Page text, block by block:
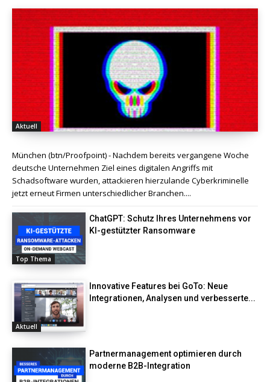
Aktuell
München (btn/Proofpoint) - Nachdem bereits vergangene Woche
deutsche Unternehmen Ziel eines digitalen Angriffs mit
Schadsoftware wurden, attackieren hierzulande Cyberkriminelle
jetzt erneut Firmen unterschiedlicher Branchen....
Top Thema
ChatGPT: Schutz Ihres Unternehmens vor
KI-gestützter Ransomware
Aktuell
Innovative Features bei GoTo: Neue
Integrationen, Analysen und verbesserte...
Partnermanagement optimieren durch
moderne B2B-Integration